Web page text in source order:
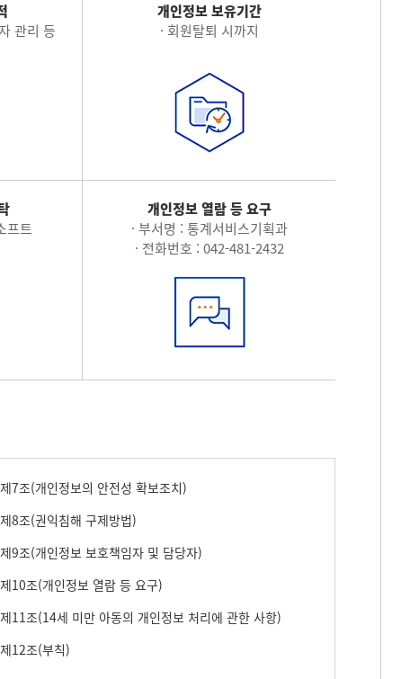
관리 등
개인정보 보유기간
· 회원탈퇴 시까지
프트
개인정보 열람 등 요구
· 부서명 : 통계서비스기획과
· 전화번호 : 042-481-2432
제7조(개인정보의 안전성 확보조치)
제8조(권익침해 구제방법)
제9조(개인정보 보호책임자 및 담당자)
제10조(개인정보 열람 등 요구)
제11조(14세 미만 아동의 개인정보 처리에 관한 사항)
제12조(부칙)